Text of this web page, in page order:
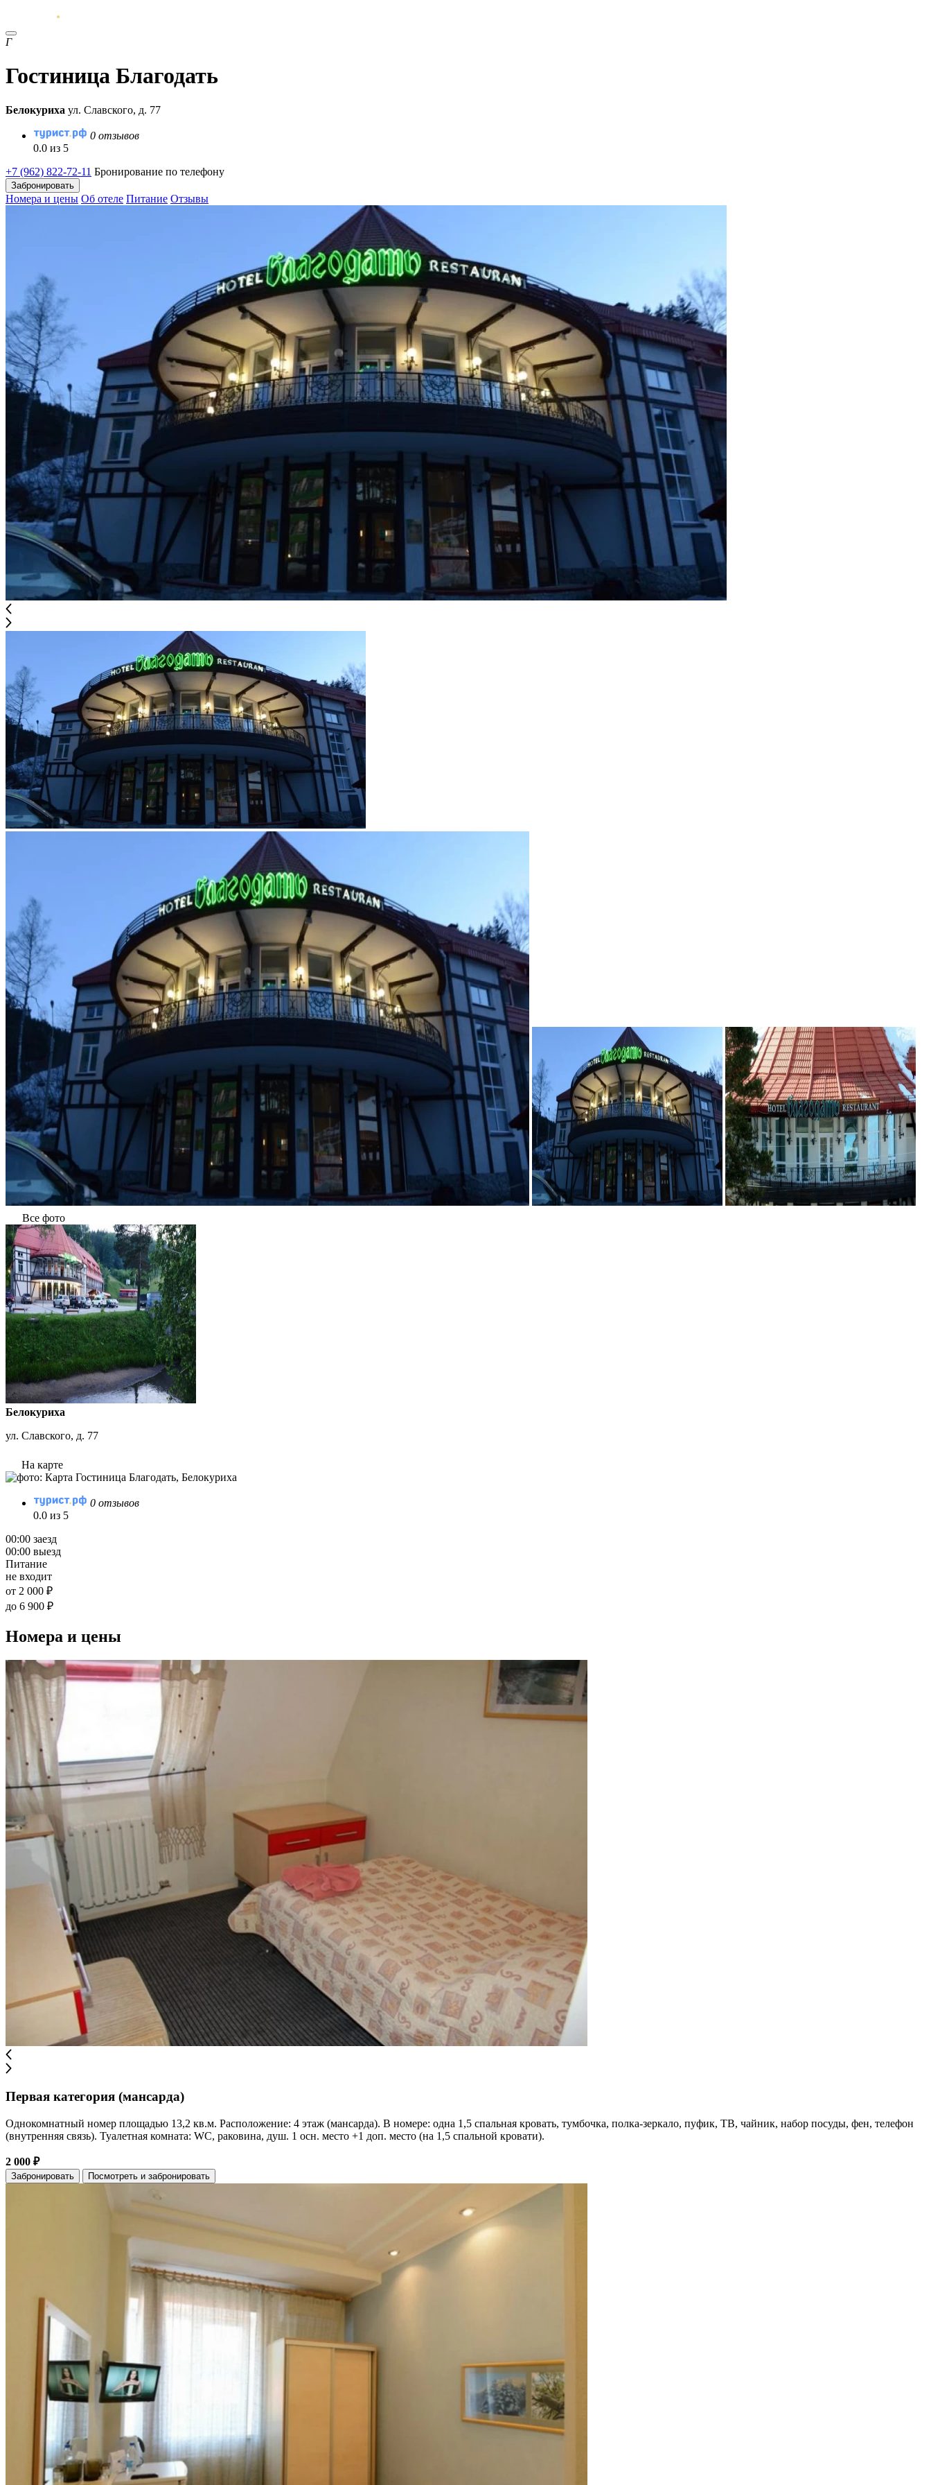
Г
Гостиница Благодать
Белокуриха ул. Славского, д. 77
0 отзывов
0.0 из 5
+7 (962) 822-72-11 Бронирование по телефону
Забронировать
Номера и цены Об отеле Питание Отзывы
Все фото
Белокуриха
ул. Славского, д. 77
На карте
0 отзывов
0.0 из 5
00:00 заезд
00:00 выезд
Питание
не входит
от 2 000 ₽
до 6 900 ₽
Номера и цены
Первая категория (мансарда)
Однокомнатный номер площадью 13,2 кв.м. Расположение: 4 этаж (мансарда). В номере: одна 1,5 спальная кровать, тумбочка, полка-зеркало, пуфик, ТВ, чайник, набор посуды, фен, телефон
(внутренняя связь). Туалетная комната: WC, раковина, душ. 1 осн. место +1 доп. место (на 1,5 спальной кровати).
2 000 ₽
Забронировать Посмотреть и забронировать